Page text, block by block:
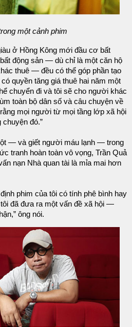
một cảnh phim
ở Hồng Kông mới đầu cơ bất
động sản — dù chỉ là một căn hộ
thuê — đều có thể góp phần tạo
quyền tăng giá thuê hai năm một
chuyển đi và tôi sẽ cho người khác
toàn bộ dân số và câu chuyện về
mọi người từ mọi tầng lớp xã hội
chuyện đó.”
— và giết người máu lạnh — trong
tranh hoàn toàn vô vọng, Trần Quả
nạn Nhà quan tài là mỉa mai hơn
phim của tôi có tính phê bình hay
đã đưa ra một vấn đề xã hội —
ông nói.